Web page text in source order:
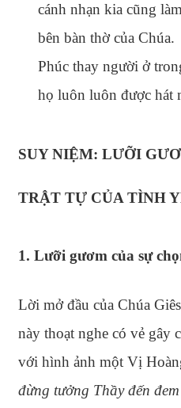
cánh nhạn kia cũng
bên bàn thờ của Chúa.
Phúc thay người ở
họ luôn luôn được hát
SUY NIỆM: LƯỠI
TRẬT TỰ CỦA TÌNH
1. Lưỡi gươm của sự
Lời mở đầu của Chúa
này thoạt nghe có vẻ gây
với hình ảnh một Vị
đừng tưởng Thầy đến